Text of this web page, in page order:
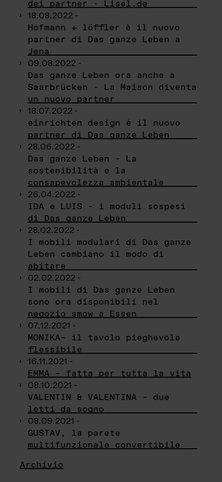
dei partner - Lisel.de
18.08.2022 -
Hofmann + löffler è il nuovo
partner di Das ganze Leben a
Jena
09.08.2022 -
Das ganze Leben ora anche a
Saarbrücken - La Maison diventa
un nuovo partner
18.07.2022 -
einrichten design è il nuovo
partner di Das ganze Leben
28.06.2022 -
Das ganze Leben - La
sostenibilità e la
consapevolezza ambientale
26.04.2022 -
IDA e LUIS - i moduli sospesi
di Das ganze Leben
28.02.2022 -
I mobili modulari di Das ganze
Leben cambiano il modo di
abitare
02.02.2022 -
I mobili di Das ganze Leben
sono ora disponibili nel
negozio smow a Essen
07.12.2021 -
MONIKA– il tavolo pieghevole
flessibile
16.11.2021 -
EMMA – fatta per tutta la vita
08.10.2021 -
VALENTIN & VALENTINA – due
letti da sogno
08.09.2021 -
GUSTAV, la parete
multifunzionale convertibile
Archivio